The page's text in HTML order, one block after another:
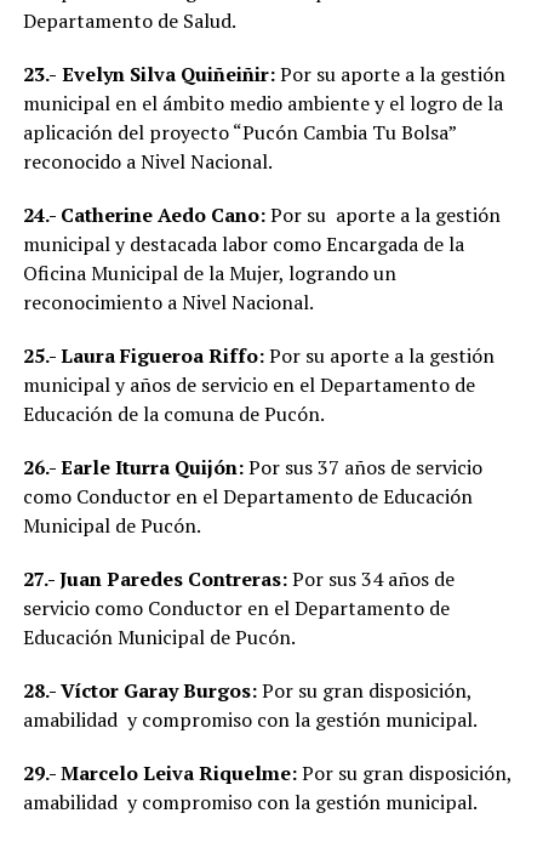
Departamento de Salud.
23.- Evelyn Silva Quiñeiñir:Por su aporte a la gestión
municipal en el ámbito medio ambiente y el logro de la
aplicación del proyecto “Pucón Cambia Tu Bolsa”
reconocido a Nivel Nacional.
24.- Catherine Aedo Cano:Por su aporte a la gestión
municipal y destacada labor como Encargada de la
Oficina Municipal de la Mujer, logrando un
reconocimiento a Nivel Nacional.
25.-Laura Figueroa Riffo:Por su aporte a la gestión
municipal y años de servicio en el Departamento de
Educación de la comuna de Pucón.
26.-Earle Iturra Quijón:Por sus 37 años de servicio
como Conductor en el Departamento de Educación
Municipal de Pucón.
27.-Juan Paredes Contreras:Por sus 34 años de
servicio como Conductor en el Departamento de
Educación Municipal de Pucón.
28.-Víctor Garay Burgos:Por su gran disposición,
amabilidad y compromiso con la gestión municipal.
29.-Marcelo Leiva Riquelme:Por su gran disposición,
amabilidad y compromiso con la gestión municipal.